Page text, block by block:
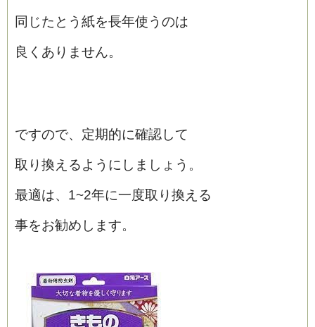
同じたとう紙を長年使うのは
良くありません。
ですので、定期的に確認して
取り換えるようにしましょう。
最適は、 1~2年に一度取り換える
事をお勧めします。